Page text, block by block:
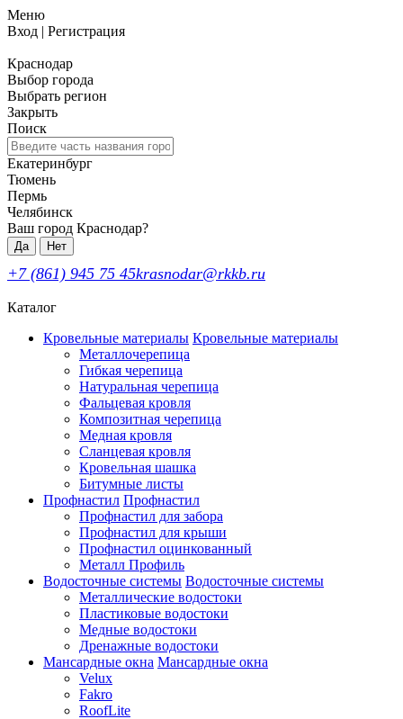
Меню
Вход | Регистрация
Краснодар
Выбор города
Выбрать регион
Закрыть
Поиск
Екатеринбург
Тюмень
Пермь
Челябинск
Ваш город Краснодар?
Да Нет
+7 (861) 945 75 45krasnodar@rkkb.ru
Каталог
Кровельные материалы Кровельные материалы
Металлочерепица
Гибкая черепица
Натуральная черепица
Фальцевая кровля
Композитная черепица
Медная кровля
Сланцевая кровля
Кровельная шашка
Битумные листы
Профнастил Профнастил
Профнастил для забора
Профнастил для крыши
Профнастил оцинкованный
Металл Профиль
Водосточные системы Водосточные системы
Металлические водостоки
Пластиковые водостоки
Медные водостоки
Дренажные водостоки
Мансардные окна Мансардные окна
Velux
Fakro
RoofLite